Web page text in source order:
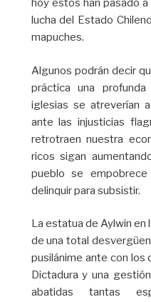
hoy estos han pasado
lucha del Estado
mapuches.
Algunos podrán decir
práctica una
iglesias se atreverían
ante las injusticias
retrotraen nuestra
ricos sigan
pueblo se
delinquir para subsistir.
La estatua de Aylwin en
de una total
pusilánime ante con los
Dictadura y una
abatidas tantas